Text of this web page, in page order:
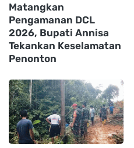
Matangkan
Pengamanan DCL
2026, Bupati Annisa
Tekankan Keselamatan
Penonton